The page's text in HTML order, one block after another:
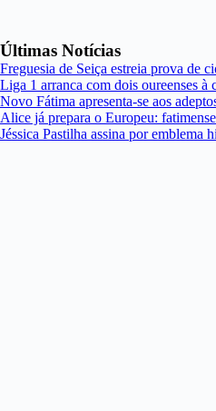
Últimas Notícias
Freguesia de Seiça estreia prova de
Liga 1 arranca com dois oureenses à
Novo Fátima apresenta-se aos
Alice já prepara o Europeu:
Jéssica Pastilha assina por emblema